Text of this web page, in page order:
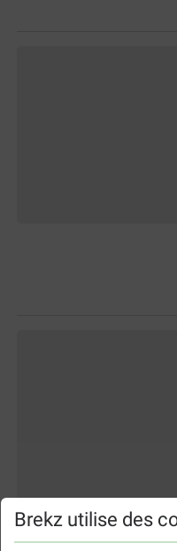
Brekz utilise des